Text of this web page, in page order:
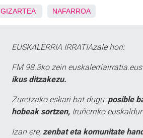
GIZARTEA NAFARROA
EUSKALERRIA IRRATIAzale hori:
FM 98.3ko zein
ikus ditzakezu.
Zuretzako eskari bat dugu: posible
hobeak sortzen, Iruñerriko
Izan ere, zenbat eta komunitate